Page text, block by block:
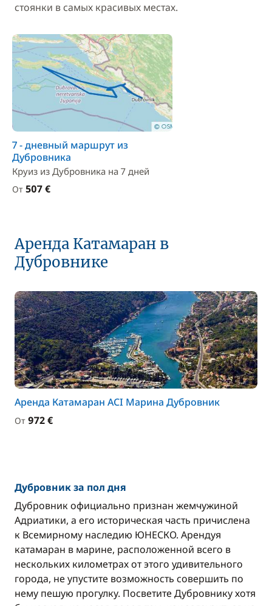
стоянки в самых красивых местах.
7 - дневный маршрут из
Дубровника
Круиз из Дубровника на 7 дней
От 507 €
Аренда Катамаран в
Дубровнике
Аренда Катамаран ACI Марина Дубровник
От 972 €
Дубровник за пол дня
Дубровник официально признан жемчужиной
Адриатики, а его историческая часть причислена
к Всемирному наследию ЮНЕСКО. Арендуя
катамаран в марине, расположенной всего в
нескольких километрах от этого удивительного
города, не упустите возможность совершить по
нему пешую прогулку. Посветите Дубровнику хотя